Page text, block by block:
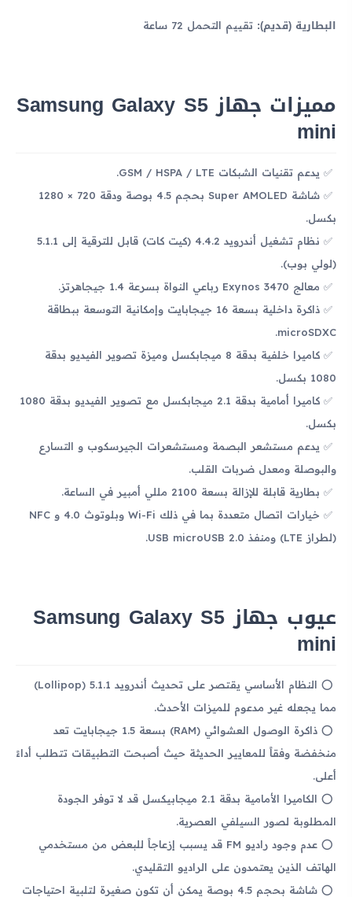
البطارية (قديم): تقييم التحمل 72 ساعة
مميزات جهاز Samsung Galaxy S5
mini
يدعم تقنيات الشبكات GSM / HSPA / LTE.
شاشة Super AMOLED بحجم 4.5 بوصة ودقة 720 × 1280
بكسل.
نظام تشغيل أندرويد 4.4.2 (كيت كات) قابل للترقية إلى 5.1.1
(لولي بوب).
معالج Exynos 3470 رباعي النواة بسرعة 1.4 جيجاهرتز.
ذاكرة داخلية بسعة 16 جيجابايت وإمكانية التوسعة ببطاقة
microSDXC.
كاميرا خلفية بدقة 8 ميجابكسل وميزة تصوير الفيديو بدقة
1080 بكسل.
كاميرا أمامية بدقة 2.1 ميجابكسل مع تصوير الفيديو بدقة 1080
بكسل.
يدعم مستشعر البصمة ومستشعرات الجيرسكوب و التسارع
والبوصلة ومعدل ضربات القلب.
بطارية قابلة للإزالة بسعة 2100 مللي أمبير في الساعة.
خيارات اتصال متعددة بما في ذلك Wi-Fi وبلوتوث 4.0 و NFC
(لطراز LTE) ومنفذ USB microUSB 2.0.
عيوب جهاز Samsung Galaxy S5
mini
النظام الأساسي يقتصر على تحديث أندرويد 5.1.1 (Lollipop)
مما يجعله غير مدعوم للميزات الأحدث.
ذاكرة الوصول العشوائي (RAM) بسعة 1.5 جيجابايت تعد
منخفضة وفقاً للمعايير الحديثة حيث أصبحت التطبيقات تتطلب أداءً
أعلى.
الكاميرا الأمامية بدقة 2.1 ميجابيكسل قد لا توفر الجودة
المطلوبة لصور السيلفي العصرية.
عدم وجود راديو FM قد يسبب إزعاجاً للبعض من مستخدمي
الهاتف الذين يعتمدون على الراديو التقليدي.
شاشة بحجم 4.5 بوصة يمكن أن تكون صغيرة لتلبية احتياجات